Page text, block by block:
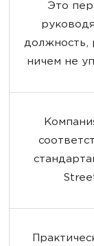
Это
должность,
ничем не